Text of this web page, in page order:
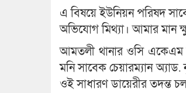
এ বিষয়ে ইউনিয়ন পরিষদ
অভিযোগ মিথ্যা। আমার মান
আমতলী থানার ওসি একেএম
মনি সাবেক চেয়ারম্যান
ওই সাধারণ ডায়েরীর তদন্ত